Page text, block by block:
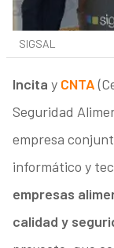
SIGSAL
Incita y CNTA
Seguridad
empresa
informático y
empresas
calidad y